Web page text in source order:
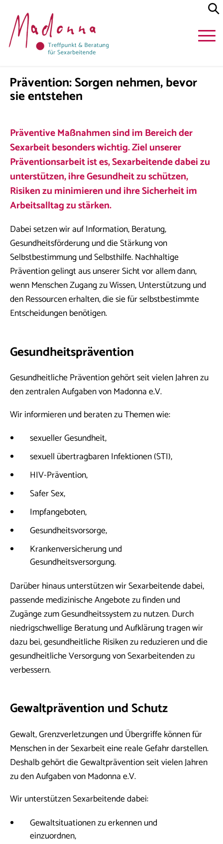
Prävention: Sorgen nehmen, bevor
sie entstehen
Präventive Maßnahmen sind im Bereich der
Sexarbeit besonders wichtig. Ziel unserer
Präventionsarbeit ist es, Sexarbeitende dabei zu
unterstützen, ihre Gesundheit zu schützen,
Risiken zu minimieren und ihre Sicherheit im
Arbeitsalltag zu stärken.
Dabei setzen wir auf Information, Beratung,
Gesundheitsförderung und die Stärkung von
Selbstbestimmung und Selbsthilfe. Nachhaltige
Prävention gelingt aus unserer Sicht vor allem dann,
wenn Menschen Zugang zu Wissen, Unterstützung und
den Ressourcen erhalten, die sie für selbstbestimmte
Entscheidungen benötigen.
Gesundheitsprävention
Gesundheitliche Prävention gehört seit vielen Jahren zu
den zentralen Aufgaben von Madonna e.V.
Wir informieren und beraten zu Themen wie:
sexueller Gesundheit,
sexuell übertragbaren Infektionen (STI),
HIV-Prävention,
Safer Sex,
Impfangeboten,
Gesundheitsvorsorge,
Krankenversicherung und
Gesundheitsversorgung.
Darüber hinaus unterstützen wir Sexarbeitende dabei,
passende medizinische Angebote zu finden und
Zugänge zum Gesundheitssystem zu nutzen. Durch
niedrigschwellige Beratung und Aufklärung tragen wir
dazu bei, gesundheitliche Risiken zu reduzieren und die
gesundheitliche Versorgung von Sexarbeitenden zu
verbessern.
Gewaltprävention und Schutz
Gewalt, Grenzverletzungen und Übergriffe können für
Menschen in der Sexarbeit eine reale Gefahr darstellen.
Deshalb gehört die Gewaltprävention seit vielen Jahren
zu den Aufgaben von Madonna e.V.
Wir unterstützen Sexarbeitende dabei:
Gewaltsituationen zu erkennen und
einzuordnen,